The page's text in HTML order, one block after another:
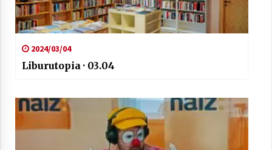
2021/07/01
Arrosaren laburpen bideoa Hamaika
Telebistaren eskutik
2021/06/30
2024/03/04
Liburutopia · 03.04